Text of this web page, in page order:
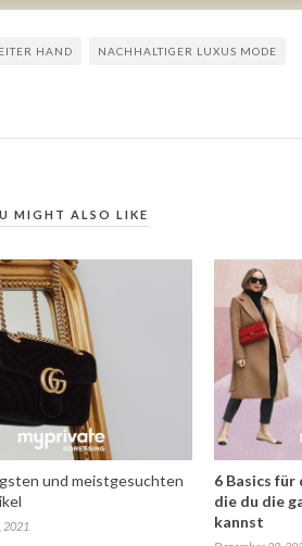
HAND NACHHALTIGER LUXUS MODE
MIGHT ALSO LIKE
und meistgesuchten
2021
6 Basics
die du die
kannst